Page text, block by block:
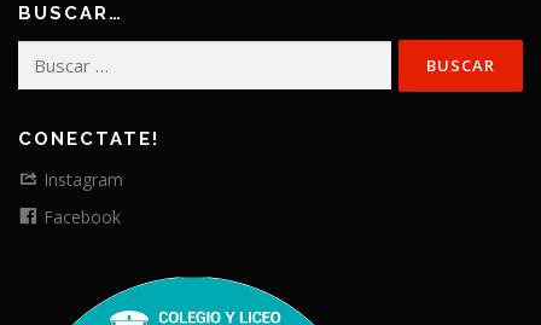
BUSCAR…
CONECTATE!
Instagram
Facebook